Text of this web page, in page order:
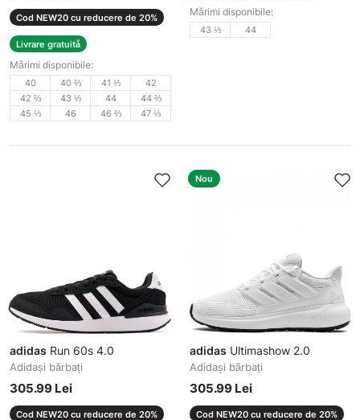
Cod NEW20 cu reducere de 20%
Livrare gratuită
Mărimi disponibile:
40 40 ⅔ 41 ⅓
42
42 ⅔
43 ⅓ 44
44 ⅔
45 ⅓
46 46 ⅔ 47 ⅓
Mărimi disponibile:
43 ⅓ 44
adidas Run 60s 4.0
Adidași bărbați
305.99 Lei
Cod NEW20 cu reducere de 20%
Nou
adidas Ultimashow 2.0
Adidași bărbați
305.99 Lei
Cod NEW20 cu reducere de 20%